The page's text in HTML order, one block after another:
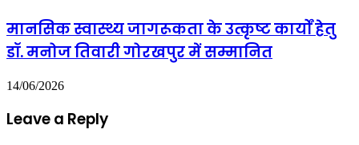
मानसिक स्वास्थ्य जागरूकता के उत्कृष्ट कार्यों हेतु
डॉ. मनोज तिवारी गोरखपुर में सम्मानित
14/06/2026
Leave a Reply